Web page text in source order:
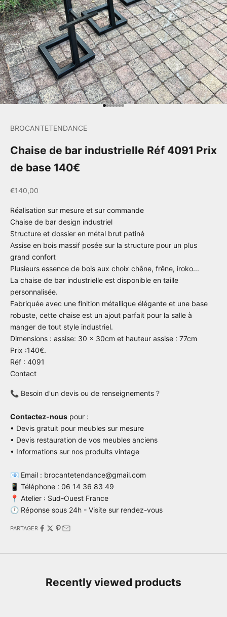
Aller à l'élément 1
Aller à l'élément 2
Aller à l'élément 3
Aller à l'élément 4
Aller à l'élément 5
Aller à l'élément 6
Aller à l'élément 7
BROCANTETENDANCE
Chaise de bar industrielle Réf 4091 Prix
de base 140€
Prix de vente
€140,00
Réalisation sur mesure et sur commande
Chaise de bar design industriel
Structure et dossier en métal brut patiné
Assise en bois massif posée sur la structure pour un plus
grand confort
Plusieurs essence de bois aux choix chêne, frêne, iroko...
La chaise de bar industrielle est disponible en taille
personnalisée.
Fabriquée avec une finition métallique élégante et une base
robuste, cette chaise est un ajout parfait pour la salle à
manger de tout style industriel.
Dimensions : assise: 30 x 30cm et hauteur assise : 77cm
Prix :140€.
Réf : 4091
Contact
📞 Besoin d'un devis ou de renseignements ?
Contactez-nous pour :
• Devis gratuit pour meubles sur mesure
• Devis restauration de vos meubles anciens
• Informations sur nos produits vintage
📧 Email : brocantetendance@gmail.com
📱 Téléphone : 06 14 36 83 49
📍 Atelier : Sud-Ouest France
🕐 Réponse sous 24h - Visite sur rendez-vous
PARTAGER
Recently viewed products